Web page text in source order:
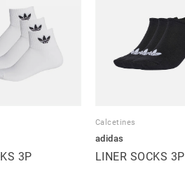
3P
Calcetines
adidas
LINER SOCKS 3P